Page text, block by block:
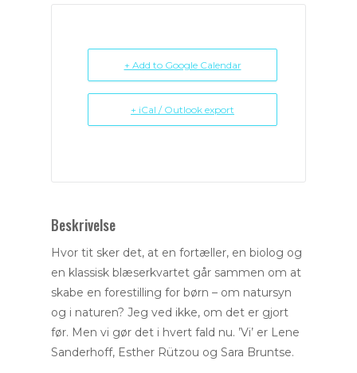
+ Add to Google Calendar
+ iCal / Outlook export
Beskrivelse
Hvor tit sker det, at en fortæller, en biolog og
en klassisk blæserkvartet går sammen om at
skabe en forestilling for børn – om natursyn
og i naturen? Jeg ved ikke, om det er gjort
før. Men vi gør det i hvert fald nu. ’Vi’ er Lene
Sanderhoff, Esther Rützou og Sara Bruntse.